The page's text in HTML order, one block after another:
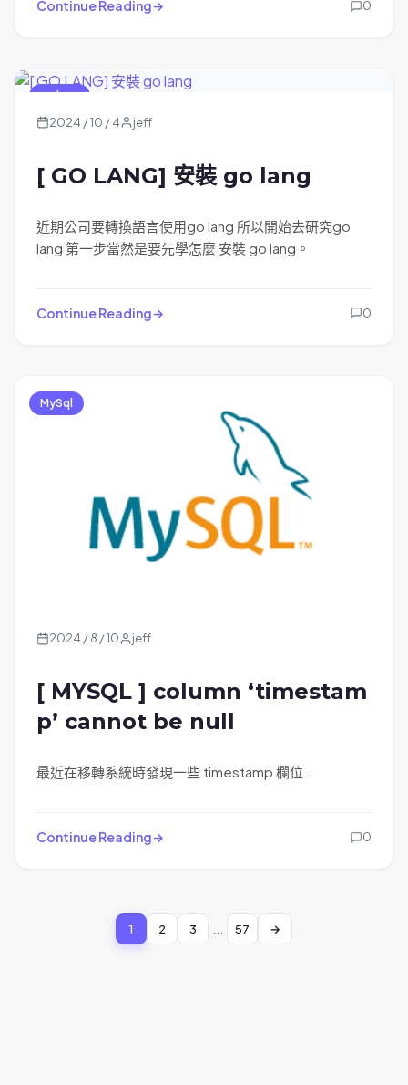
Continue Reading 0
go lang
2024 / 10 / 4 jeff
[ GO LANG] 安裝 go lang
近期公司要轉換語言使用go lang 所以開始去研究go
lang 第一步當然是要先學怎麼 安裝 go lang。
Continue Reading 0
MySql
2024 / 8 / 10 jeff
[ MYSQL ] column ‘timestam
p’ cannot be null
最近在移轉系統時發現一些 timestamp 欄位…
Continue Reading 0
Page
1 Page
2 Page
3 Page
57